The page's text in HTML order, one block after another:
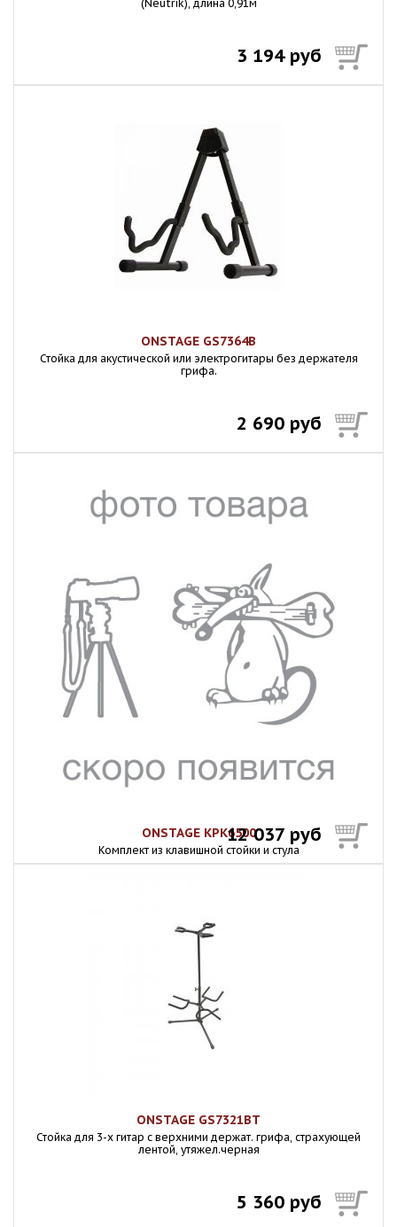
(Neutrik), длина 0,91м
3 194 руб
ONSTAGE GS7364B
Стойка для акустической или электрогитары без держателя
грифа.
2 690 руб
ONSTAGE KPK6500
Комплект из клавишной стойки и стула
12 037 руб
ONSTAGE GS7321BT
Стойка для 3-х гитар с верхними держат. грифа, страхующей
лентой, утяжел.черная
5 360 руб